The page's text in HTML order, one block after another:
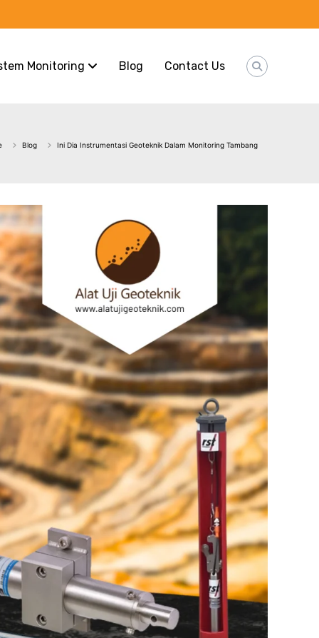
Monitoring Blog Contact Us
Blog Ini Dia Instrumentasi Geoteknik Dalam Monitoring Tambang